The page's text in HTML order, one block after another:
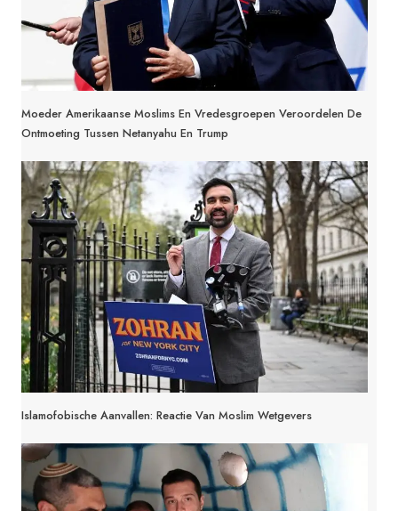
Moeder Amerikaanse Moslims En Vredesgroepen Veroordelen De
Ontmoeting Tussen Netanyahu En Trump
Islamofobische Aanvallen: Reactie Van Moslim Wetgevers